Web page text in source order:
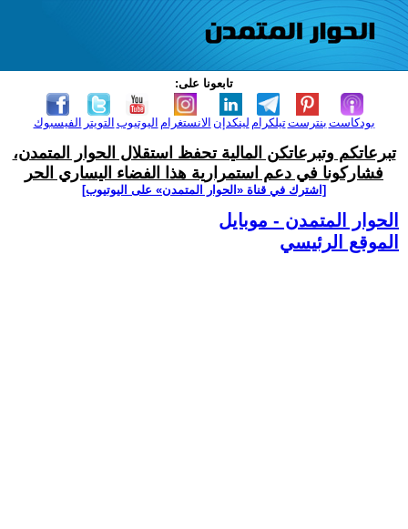
تابعونا على:
الفيسبوك التويتر اليوتيوب الانستغرام لينكدإن تيلكرامبنترست بودكاست
تبرعاتكم وتبرعاتكن المالية تحفظ استقلال الحوار المتمدن،
فشاركونا في دعم استمرارية هذا الفضاء اليساري الحر
[اشترك في قناة ‫«الحوار المتمدن» على اليوتيوب]
الحوار المتمدن - موبايل
الموقع الرئيسي